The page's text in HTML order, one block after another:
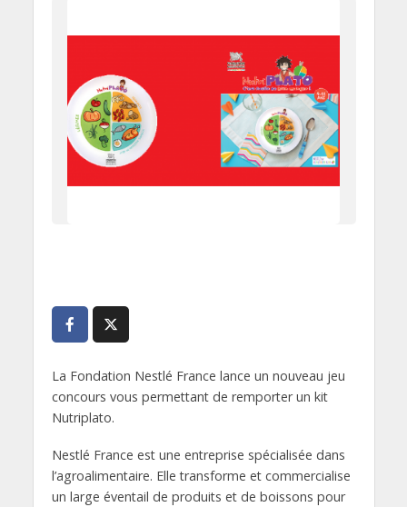
La Fondation Nestlé France lance un nouveau jeu
concours vous permettant de remporter un kit
Nutriplato.
Nestlé France est une entreprise spécialisée dans
l’agroalimentaire. Elle transforme et commercialise
un large éventail de produits et de boissons pour